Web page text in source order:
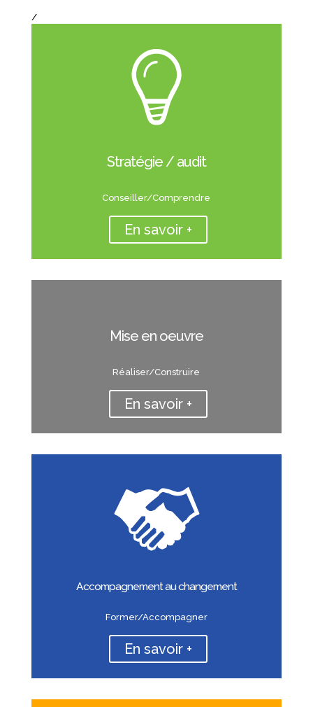
/
Stratégie / audit
Conseiller/Comprendre
En savoir +
Mise en oeuvre
Réaliser/Construire
En savoir +
Accompagnement au changement
Former/Accompagner
En savoir +